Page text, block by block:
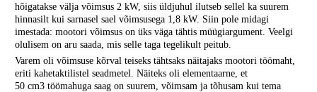
hõigatakse välja võimsus 2 kW, siis üldjuhul ilutseb sellel ka suurem
hinnasilt kui sarnasel sael võimsusega 1,8 kW. Siin pole midagi
imestada: mootori võimsus on üks väga tähtis müügiargument. Veelgi
olulisem on aru saada, mis selle taga tegelikult peitub.
Varem oli võimsuse kõrval teiseks tähtsaks näitajaks mootori töömaht,
eriti kahetaktilistel seadmetel. Näiteks oli elementaarne, et
50 cm3 töömahuga saag on suurem, võimsam ja tõhusam kui tema